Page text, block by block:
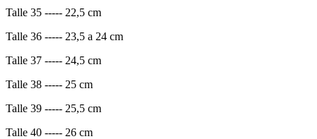
Talle 35 ----- 22,5 cm
Talle 36 ----- 23,5 a 24 cm
Talle 37 ----- 24,5 cm
Talle 38 ----- 25 cm
Talle 39 ----- 25,5 cm
Talle 40 ----- 26 cm